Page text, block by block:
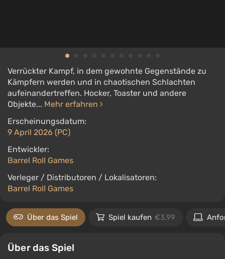
Verrückter Kampf, in dem gewohnte Gegenstände zu
Kämpfern werden und in chaotischen Schlachten
aufeinandertreffen. Hocker, Toaster und andere
Objekte... Mehr erfahren
Erscheinungsdatum:
9 April 2026 (PC)
Entwickler:
Barrel Roll Games
Verleger / Distributoren / Lokalisatoren:
Barrel Roll Games
Über das Spiel Spiel kaufen €3.99
Über das Spiel